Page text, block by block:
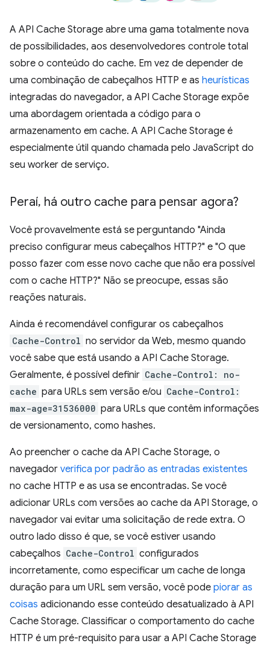
A API Cache Storage abre uma gama totalmente nova
de possibilidades, aos desenvolvedores controle total
sobre o conteúdo do cache. Em vez de depender de
uma combinação de cabeçalhos HTTP e as heurísticas
integradas do navegador, a API Cache Storage expõe
uma abordagem orientada a código para o
armazenamento em cache. A API Cache Storage é
especialmente útil quando chamada pelo JavaScript do
seu worker de serviço.
Peraí, há outro cache para pensar agora?
Você provavelmente está se perguntando "Ainda
preciso configurar meus cabeçalhos HTTP?" e "O que
posso fazer com esse novo cache que não era possível
com o cache HTTP?" Não se preocupe, essas são
reações naturais.
Ainda é recomendável configurar os cabeçalhos
Cache-Control no servidor da Web, mesmo quando
você sabe que está usando a API Cache Storage.
Geralmente, é possível definir Cache-Control: no-
cache para URLs sem versão e/ou Cache-Control:
max-age=31536000 para URLs que contêm informações
de versionamento, como hashes.
Ao preencher o cache da API Cache Storage, o
navegador verifica por padrão as entradas existentes
no cache HTTP e as usa se encontradas. Se você
adicionar URLs com versões ao cache da API Storage, o
navegador vai evitar uma solicitação de rede extra. O
outro lado disso é que, se você estiver usando
cabeçalhos Cache-Control configurados
incorretamente, como especificar um cache de longa
duração para um URL sem versão, você pode piorar as
coisas adicionando esse conteúdo desatualizado à API
Cache Storage. Classificar o comportamento do cache
HTTP é um pré-requisito para usar a API Cache Storage